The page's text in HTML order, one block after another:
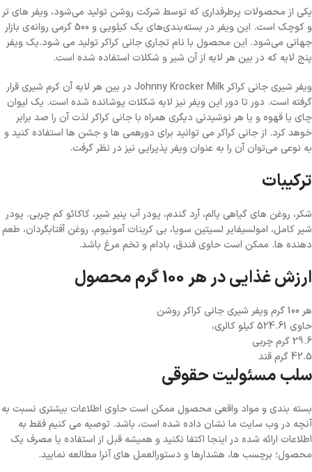
یکی از محصولات پرطرفداری که توسط شرکت روشن تولید می‌شود، ویفر های تر
و کوچک است. این ویفر در بسته‌بندی‌های یک کیلویی و 500 گرمی روانه‌ی بازار
جهانی می‌شود. این محصول با نام تجاری جانی کراکر تولید می شود.یک ویفر
پنج لایه که در بین هر لایه از آن شیر و شکلات استفاده شده است.
ویفر شیری جانی کراکر Johnny Krocker Milk در بین هر لایه آن کرم شیری قرار
گرفته است. دور تا دور این ویفر نیز لایه شکلات پوشانده شده است. یک لیوان
چای یا قهوه و یا هر نوشیدنی دیگری همراه با جانی کراکر لذت آن را صد برابر
خوهد کرد. از جانی کراکر می توانید برای دورهمی ها و جشن ها استفاده کنید و
به نوعی می‌توان آن را به عنوان ویفر پذیرایی نیز در نظر گرفت.
ترکیبات
شکر، روغن های گیاهی پالم، آرد گندم، پودر آب پنیر شیر، کاکائو کم چربی. پودر
شیر کامل، امولسیفایر لسیتین سویا، بی کربنات آمونیوم، روغن آفتابگردان، طعم
دهنده ها. ممکن است حاوی فندق، بادام و تخم مرغ باشد.
ارزش غذایی در هر 100 گرم محصول
هر 100 گرم ویفر شیری جانی کراکر روشن
حاوی 524.61 کیلو کالری،
29.6 گرم چربی
42.5 گرم قند
سلب مسئولیت حقوقی
بسته بندی و مواد واقعی محصول ممکن است حاوی اطلاعات بیشتری نسبت به
آنچه در وب سایت ما نشان داده شده است، باشد. توصیه می کنیم فقط به
اطلاعات ارائه شده در اینجا اکتفا نکنید و همیشه قبل از استفاده یا مصرف یک
محصول؛ برچسب ها، هشدارها و دستورالعمل های آنرا مطالعه نمایید.